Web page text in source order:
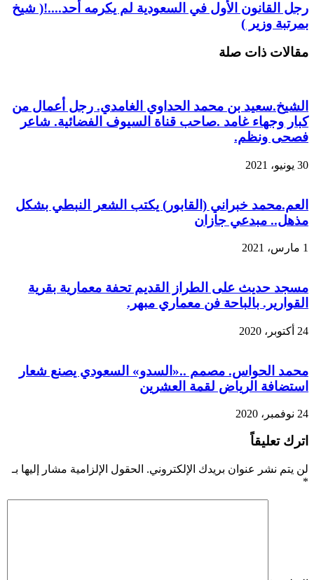
رجل القانون الأول في السعودية لم يكرمه أحد....!( شيخ
بمرتبة وزير )
مقالات ذات صلة
الشيخ.سعيد بن محمد الحداوي الغامدي. رجل أعمال من
كبار وجهاء غامد .صاحب قناة السيوف الفضائية. شاعر
فصحى ونظم.
30 يونيو، 2021
العم.محمد خبراني (القابور) يكتب الشعر النبطي بشكل
مذهل.. مبدعي جازان
1 مارس، 2021
مسجد حديث على الطراز القديم تحفة معمارية بقرية
القوارير. بالباحة فن معماري مبهر.
24 أكتوبر، 2020
محمد الحواس. مصمم ..«السدو» السعودي يصنع شعار
استضافة الرياض لقمة العشرين
24 نوفمبر، 2020
اترك تعليقاً
لن يتم نشر عنوان بريدك الإلكتروني. الحقول الإلزامية مشار إليها بـ
*